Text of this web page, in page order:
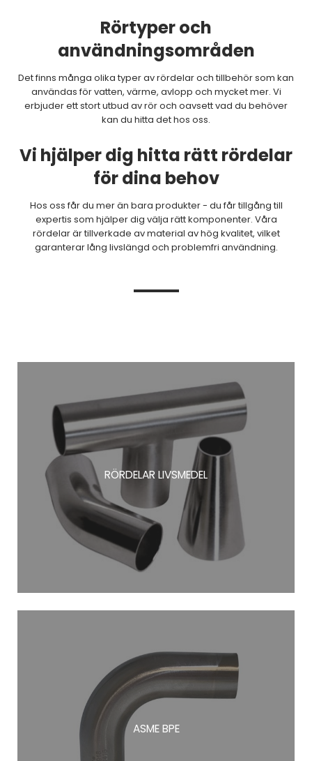
Rörtyper och
användningsområden
Det finns många olika typer av rördelar och tillbehör som kan
användas för vatten, värme, avlopp och mycket mer. Vi
erbjuder ett stort utbud av rör och oavsett vad du behöver
kan du hitta det hos oss.
Vi hjälper dig hitta rätt rördelar
för dina behov
Hos oss får du mer än bara produkter - du får tillgång till
expertis som hjälper dig välja rätt komponenter. Våra
rördelar är tillverkade av material av hög kvalitet, vilket
garanterar lång livslängd och problemfri användning.
RÖRDELAR LIVSMEDEL
ASME BPE